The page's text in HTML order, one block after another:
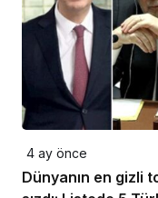
4 ay önce
Dünyanın en gizli